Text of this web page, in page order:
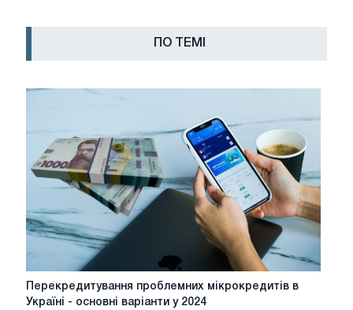
ПО ТЕМІ
Перекредитування
проблемних
Перекредитування проблемних мікрокредитів в
Україні - основні варіанти у 2024